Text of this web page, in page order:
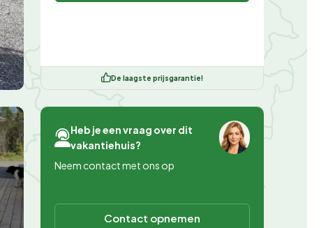
De laagste prijsgarantie!
Heb je een vraag over dit
vakantiehuis?
Neem contact met ons op
Contact opnemen